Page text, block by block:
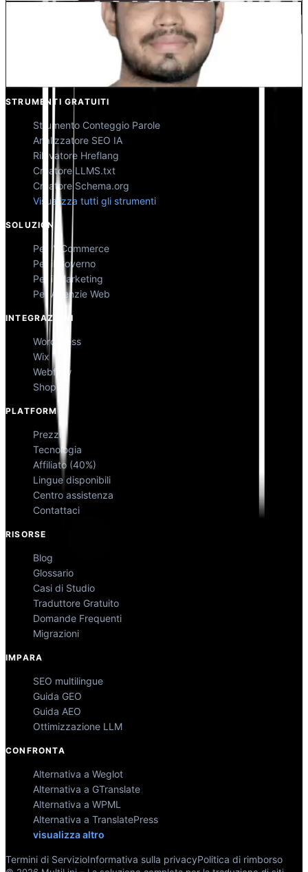
Kunal Singh Shekhawat
STRUMENTI GRATUITI
Strumento Conteggio Parole
Analizzatore SEO IA
Rilevatore Hreflang
Creatore LLMS.txt
Creatore Schema.org
Visualizza tutti gli strumenti
SOLUZIONI
Per l'eCommerce
Per il Governo
Per il Marketing
Per Agenzie Web
INTEGRAZIONI
WordPress
Wix
Webflow
Shopify
PLATFORM
Prezzi
Tecnologia
Affiliato (40%)
Lingue disponibili
Centro assistenza
Contattaci
RISORSE
Blog
Glossario
Casi di Studio
Traduttore Gratuito
Domande Frequenti
Migrazioni
IMPARA
SEO multilingue
Guida GEO
Guida AEO
Ottimizzazione LLM
CONFRONTA
Alternativa a Weglot
Alternativa a GTranslate
Alternativa a WPML
Alternativa a TranslatePress
visualizza altro
Termini di ServizioInformativa sulla privacyPolitica di rimborso